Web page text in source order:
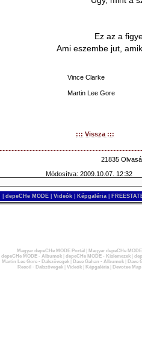
Ez az a
Ami eszembe jut,
Vince Clarke
Martin Lee Gore
::: Vissza :::
21835
Módosítva: 2009.10.07. 12:32
depeCHe MODE Videók Képgaléria
Magyar depeCHe MODE Portál
Magyar depeCHe
depeCHe MODE - Albumok| depeCHe MODE - Kislemezek|
Martin Lee Gore - Dalszövegek| Dave Gahan - Albumok|
Dave
Recoil - Dalszövegek| Videók| Képgaléria| Devotee Map